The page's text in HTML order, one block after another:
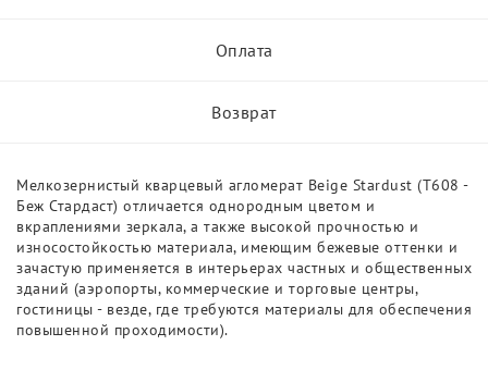
Оплата
Возврат
Мелкозернистый кварцевый агломерат Beige Stardust (T608 -
Беж Стардаст) отличается однородным цветом и
вкраплениями зеркала, а также высокой прочностью и
износостойкостью материала, имеющим бежевые оттенки и
зачастую применяется в интерьерах частных и общественных
зданий (аэропорты, коммерческие и торговые центры,
гостиницы - везде, где требуются материалы для обеспечения
повышенной проходимости).